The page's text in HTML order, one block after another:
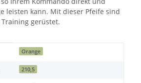
leisten kann. Mit dieser Pfeife sind
gerüstet.
Orange
210,5